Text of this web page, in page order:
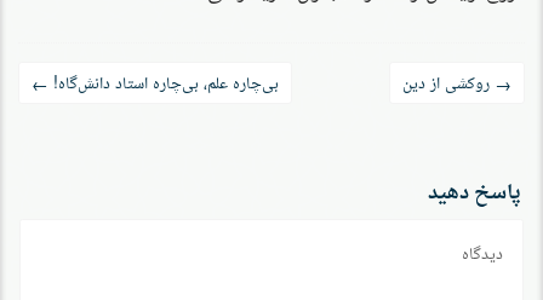
راه‌بری
→ روکشی از دین بی‌چاره علم، بی‌چاره استاد دانش‌گاه! ←
پاسخ دهید